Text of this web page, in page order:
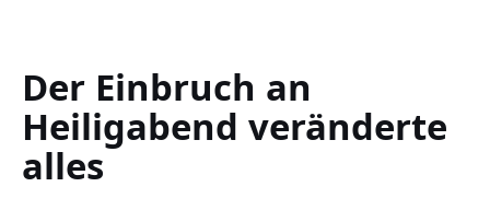
Der Einbruch an
Heiligabend veränderte
alles